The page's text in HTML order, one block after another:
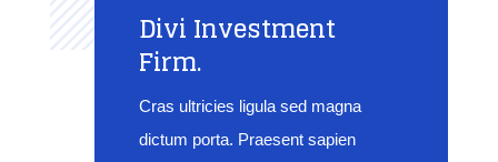
Divi Investment
Firm.
Cras ultricies ligula sed magna
dictum porta. Praesent sapien